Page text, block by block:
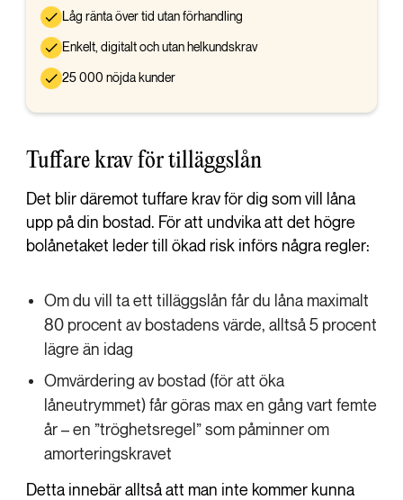
Låg ränta över tid utan förhandling
Enkelt, digitalt och utan helkundskrav
25 000 nöjda kunder
Tuffare krav för tilläggslån
Det blir däremot tuffare krav för dig som vill låna
upp på din bostad. För att undvika att det högre
bolånetaket leder till ökad risk införs några regler:
Om du vill ta ett tilläggslån får du låna maximalt
80 procent av bostadens värde, alltså 5 procent
lägre än idag
Omvärdering av bostad (för att öka
låneutrymmet) får göras max en gång vart femte
år – en ”tröghetsregel” som påminner om
amorteringskravet
Detta innebär alltså att man inte kommer kunna